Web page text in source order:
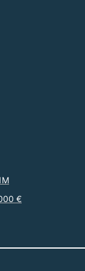
€